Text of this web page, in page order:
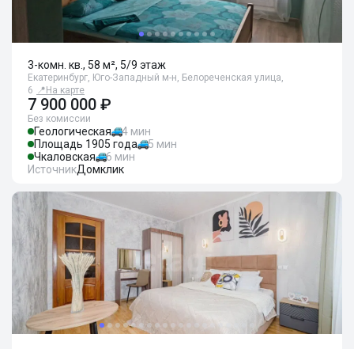
3-комн. кв., 58 м², 5/9 этаж
Екатеринбург, Юго-Западный м-н, Белореченская улица,
6 📍 На карте
7 900 000 ₽
Без комиссии
Геологическая
4 мин
Площадь 1905 года
5 мин
Чкаловская
6 мин
ИсточникДомклик